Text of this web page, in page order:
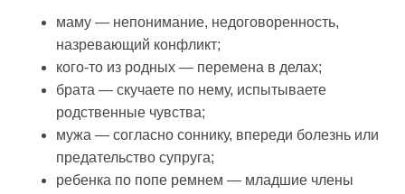
маму — непонимание, недоговоренность,
назревающий конфликт;
кого-то из родных — перемена в делах;
брата — скучаете по нему, испытываете
родственные чувства;
мужа — согласно соннику, впереди болезнь или
предательство супруга;
ребенка по попе ремнем — младшие члены